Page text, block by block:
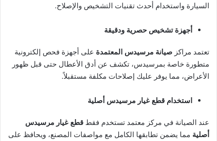
السيارة واستخدام أحدث تقنيات التشخيص والإصلاح.
أجهزة تشخيص حصرية ودقيقة
تعتمد مراكز صيانة مرسيدس المعتمدة على أجهزة فحص إلكترونية
متطورة خاصة بمرسيدس، تكشف عن أدق الأعطال حتى قبل ظهور
الأعراض، مما يوفر عليك إصلاحات مكلفة مستقبلاً.
استخدام قطع غيار مرسيدس أصلية
عند الصيانة في مركز معتمد تستخدم فقط قطع غيار مرسيدس
أصلية مما يضمن تطابقها الكامل مع مواصفات المصنع، ويحافظ على